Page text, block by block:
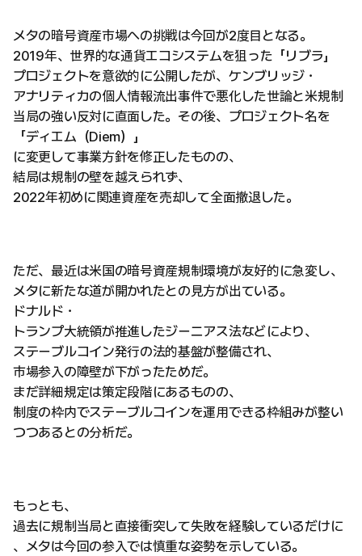
メタの暗号資産市場への挑戦は今回が2度目となる。
2019年、世界的な通貨エコシステムを狙った「リブラ」
プロジェクトを意欲的に公開したが、ケンブリッジ・
アナリティカの個人情報流出事件で悪化した世論と米規制
当局の強い反対に直面した。その後、プロジェクト名を
「ディエム（Diem）」
に変更して事業方針を修正したものの、
結局は規制の壁を越えられず、
2022年初めに関連資産を売却して全面撤退した。
ただ、最近は米国の暗号資産規制環境が友好的に急変し、
メタに新たな道が開かれたとの見方が出ている。
ドナルド・
トランプ大統領が推進したジーニアス法などにより、
ステーブルコイン発行の法的基盤が整備され、
市場参入の障壁が下がったためだ。
まだ詳細規定は策定段階にあるものの、
制度の枠内でステーブルコインを運用できる枠組みが整い
つつあるとの分析だ。
もっとも、
過去に規制当局と直接衝突して失敗を経験しているだけに
、メタは今回の参入では慎重な姿勢を示している。